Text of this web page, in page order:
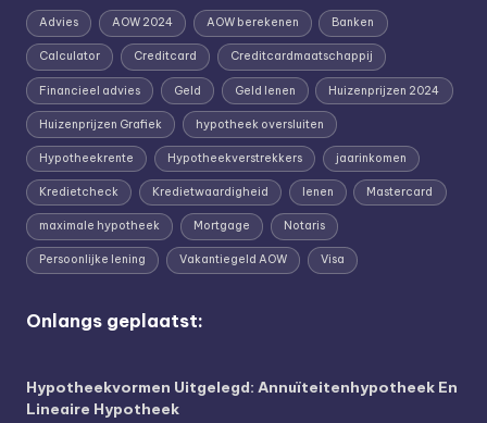
Advies AOW 2024 AOW berekenen Banken
Calculator Creditcard Creditcardmaatschappij
Financieel advies Geld Geld lenen Huizenprijzen 2024
Huizenprijzen Grafiek hypotheek oversluiten
Hypotheekrente Hypotheekverstrekkers jaarinkomen
Kredietcheck Kredietwaardigheid lenen Mastercard
maximale hypotheek Mortgage Notaris
Persoonlijke lening Vakantiegeld AOW Visa
Onlangs geplaatst:
Hypotheekvormen Uitgelegd: Annuïteitenhypotheek En
Lineaire Hypotheek